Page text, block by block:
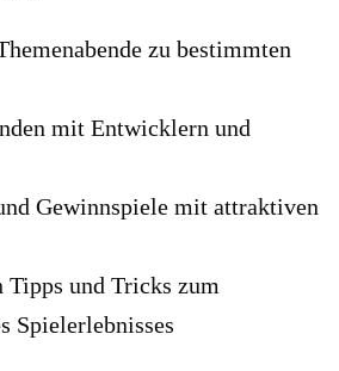
zu bestimmten
mit Entwicklern und
Gewinnspiele mit attraktiven
Tipps und Tricks zum
Spielerlebnisses